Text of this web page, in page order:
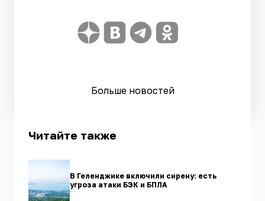
Больше новостей
Читайте также
В Геленджике включили сирену: есть
угроза атаки БЭК и БПЛА